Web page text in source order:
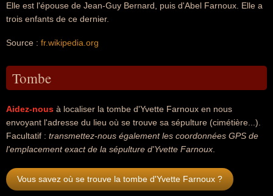
Elle est l'épouse de Jean-Guy Bernard, puis d'Abel Farnoux. Elle a
trois enfants de ce dernier.
Source : fr.wikipedia.org
Tombe
Aidez-nous à localiser la tombe d'Yvette Farnoux en nous
envoyant l'adresse du lieu où se trouve sa sépulture (cimétière...).
Facultatif : transmettez-nous également les coordonnées GPS de
l'emplacement exact de la sépulture d'Yvette Farnoux
Vous savez où se trouve la tombe d'Yvette Farnoux ?